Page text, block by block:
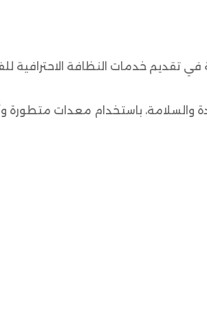
خدمات النظافة الاحترافية
باستخدام معدات متطورة